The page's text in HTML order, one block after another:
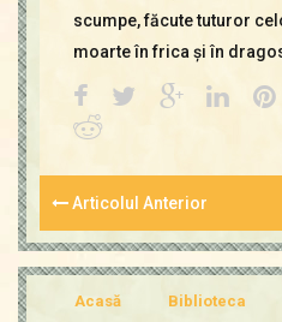
scumpe, făcute tuturor
moarte în frica şi în
Articolul Anterior
Acasă Biblioteca